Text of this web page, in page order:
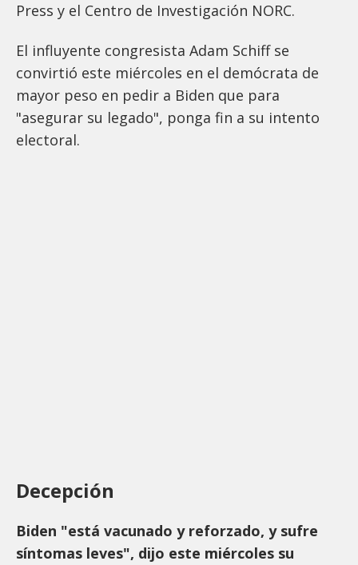
Press y el Centro de Investigación NORC.
El influyente congresista Adam Schiff se
convirtió este miércoles en el demócrata de
mayor peso en pedir a Biden que para
"asegurar su legado", ponga fin a su intento
electoral.
Decepción
Biden "está vacunado y reforzado, y sufre
síntomas leves", dijo este miércoles su